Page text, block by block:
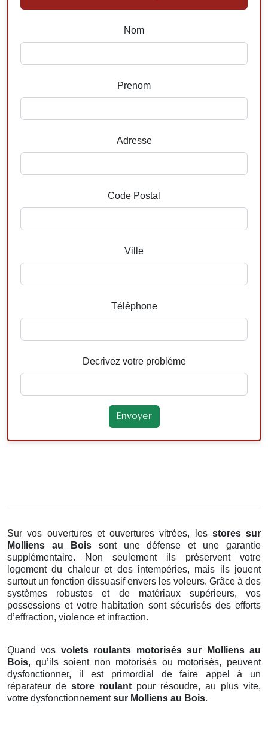
Nom
Prenom
Adresse
Code Postal
Ville
Téléphone
Decrivez votre probléme
Sur vos ouvertures et ouvertures vitrées, les stores sur
Molliens au Bois sont une défense et une garantie
supplémentaire. Non seulement ils préservent votre
logement du chaleur et des intempéries, mais ils jouent
surtout un fonction dissuasif envers les voleurs. Grâce à des
systèmes robustes et de matériaux supérieurs, vos
possessions et votre habitation sont sécurisés des efforts
d’effraction, violence et infraction.
Quand vos volets roulants motorisés sur Molliens au
Bois, qu’ils soient non motorisés ou motorisés, peuvent
dysfonctionner, il est primordial de faire appel à un
réparateur de store roulantpour résoudre, au plus vite,
votre dysfonctionnementsur Molliens au Bois.